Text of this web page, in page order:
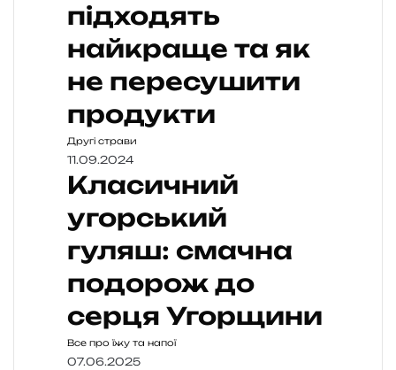
підходять
найкраще та як
не пересушити
продукти
Другі страви
11.09.2024
Класичний
угорський
гуляш: смачна
подорож до
серця Угорщини
Все про їжу та напої
07.06.2025